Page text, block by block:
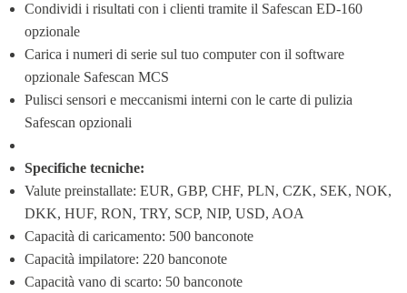
Condividi i risultati con i clienti tramite il Safescan ED-160
opzionale
Carica i numeri di serie sul tuo computer con il software
opzionale Safescan MCS
Pulisci sensori e meccanismi interni con le carte di pulizia
Safescan opzionali
Specifiche tecniche:
Valute preinstallate: EUR, GBP, CHF, PLN, CZK, SEK, NOK,
DKK, HUF, RON, TRY, SCP, NIP, USD, AOA
Capacità di caricamento: 500 banconote
Capacità impilatore: 220 banconote
Capacità vano di scarto: 50 banconote